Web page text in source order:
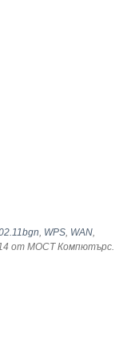
, WPS, WAN,
от МОСТ Компютърс.